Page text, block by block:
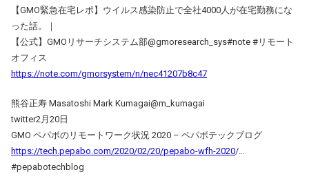
【GMO緊急在宅レポ】ウイルス感染防止で全社4000人が在宅勤務にな
った話。｜
【公式】GMOリサーチシステム部@gmoresearch_sys#note #リモート
オフィス
https://note.com/gmorsystem/n/nec41207b8c47
熊谷正寿 Masatoshi Mark Kumagai@m_kumagai
twitter2月20日
GMO ペパボのリモートワーク状況 2020 – ペパボテックブログ
https://tech.pepabo.com/2020/02/20/pepabo-wfh-2020/…
#pepabotechblog